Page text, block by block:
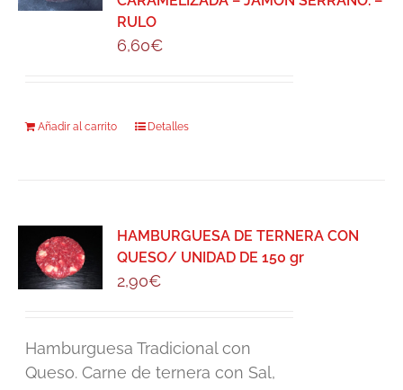
RULO
6,60€
Añadir al carrito Detalles
HAMBURGUESA DE TERNERA CON
QUESO/ UNIDAD DE 150 gr
2,90€
Hamburguesa Tradicional con
Queso. Carne de ternera con Sal,